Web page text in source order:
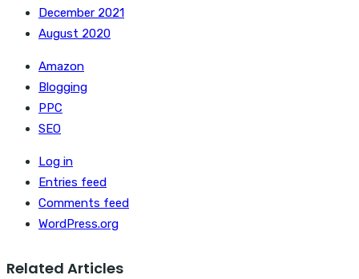
December 2021
August 2020
Amazon
Blogging
PPC
SEO
Log in
Entries feed
Comments feed
WordPress.org
Related Articles